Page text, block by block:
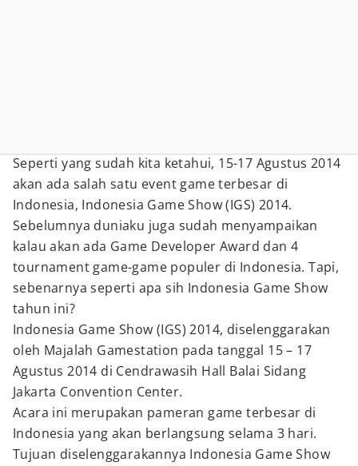
Seperti yang sudah kita ketahui, 15-17 Agustus 2014
akan ada salah satu event game terbesar di
Indonesia, Indonesia Game Show (IGS) 2014.
Sebelumnya duniaku juga sudah menyampaikan
kalau akan ada Game Developer Award dan 4
tournament game-game populer di Indonesia. Tapi,
sebenarnya seperti apa sih Indonesia Game Show
tahun ini?
Indonesia Game Show (IGS) 2014, diselenggarakan
oleh Majalah Gamestation pada tanggal 15 – 17
Agustus 2014 di Cendrawasih Hall Balai Sidang
Jakarta Convention Center.
Acara ini merupakan pameran game terbesar di
Indonesia yang akan berlangsung selama 3 hari.
Tujuan diselenggarakannya Indonesia Game Show